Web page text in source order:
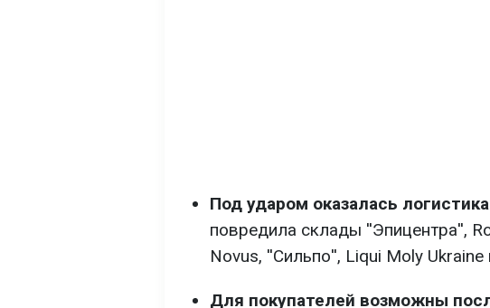
Под ударом оказалась
повредила склады ''Эпицентра'',
Novus, ''Сильпо'', Liqui Moly Ukraine
Для покупателей возможны